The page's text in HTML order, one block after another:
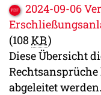
2024-09-06
(108 KB)
Diese Übersicht
abgeleitet werden.